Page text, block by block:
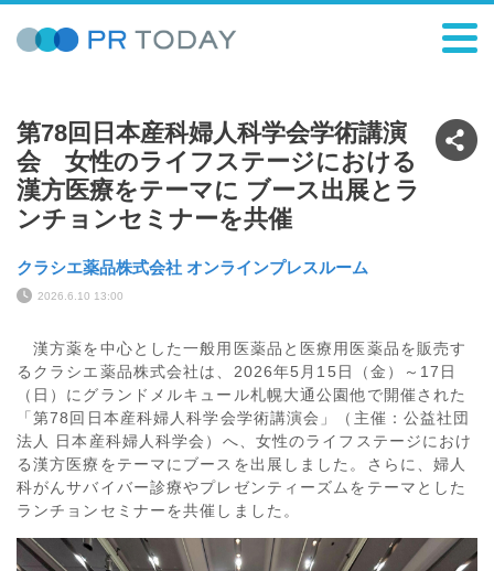
第78回日本産科婦人科学会学術講演
会 女性のライフステージにおける
漢方医療をテーマに ブース出展とラ
ンチョンセミナーを共催
クラシエ薬品株式会社 オンラインプレスルーム
2026.6.10 13:00
漢方薬を中心とした一般用医薬品と医療用医薬品を販売す
るクラシエ薬品株式会社は、2026年5月15日（金）～17日
（日）にグランドメルキュール札幌大通公園他で開催された
「第78回日本産科婦人科学会学術講演会」（主催：公益社団
法人 日本産科婦人科学会）へ、女性のライフステージにおけ
る漢方医療をテーマにブースを出展しました。さらに、婦人
科がんサバイバー診療やプレゼンティーズムをテーマとした
ランチョンセミナーを共催しました。